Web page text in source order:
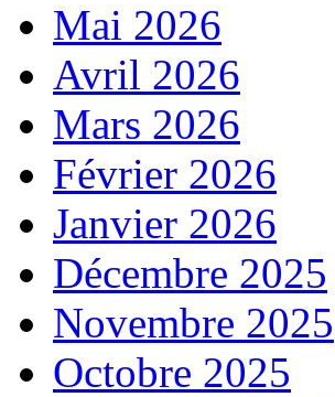
Mai 2026
Avril 2026
Mars 2026
Février 2026
Janvier 2026
Décembre 2025
Novembre 2025
Octobre 2025